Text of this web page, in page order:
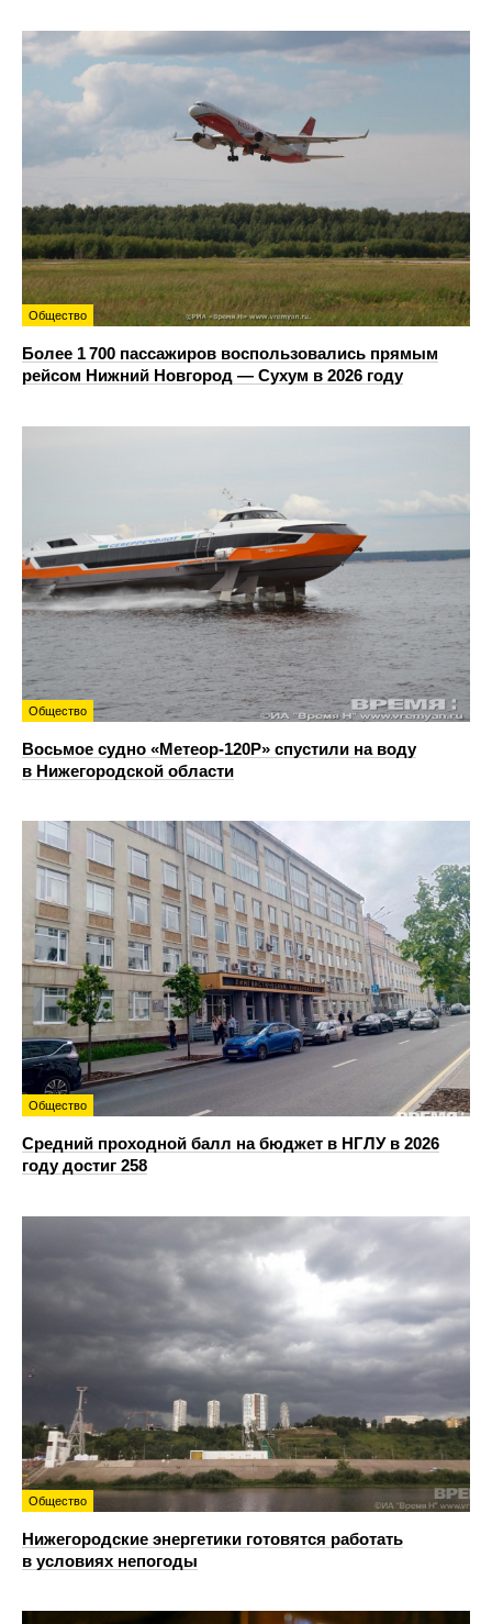
Общество
Более 1 700 пассажиров воспользовались прямым
рейсом Нижний Новгород — Сухум в 2026 году
Общество
Восьмое судно «Метеор-120Р» спустили на воду
в Нижегородской области
Общество
Средний проходной балл на бюджет в НГЛУ в 2026
году достиг 258
Общество
Нижегородские энергетики готовятся работать
в условиях непогоды